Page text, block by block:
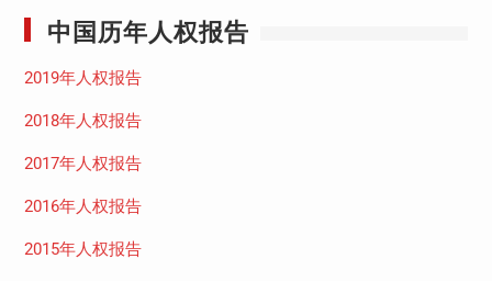
中国历年人权报告
2019年人权报告
2018年人权报告
2017年人权报告
2016年人权报告
2015年人权报告